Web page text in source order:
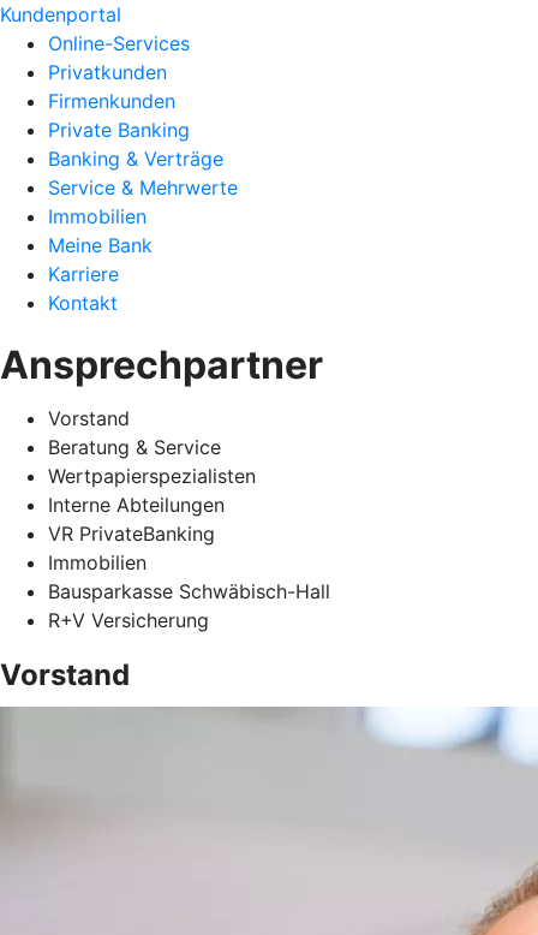
Kundenportal
Online-Services
Privatkunden
Firmenkunden
Private Banking
Banking & Verträge
Service & Mehrwerte
Immobilien
Meine Bank
Karriere
Kontakt
Ansprechpartner
Vorstand
Beratung & Service
Wertpapierspezialisten
Interne Abteilungen
VR PrivateBanking
Immobilien
Bausparkasse Schwäbisch-Hall
R+V Versicherung
Vorstand